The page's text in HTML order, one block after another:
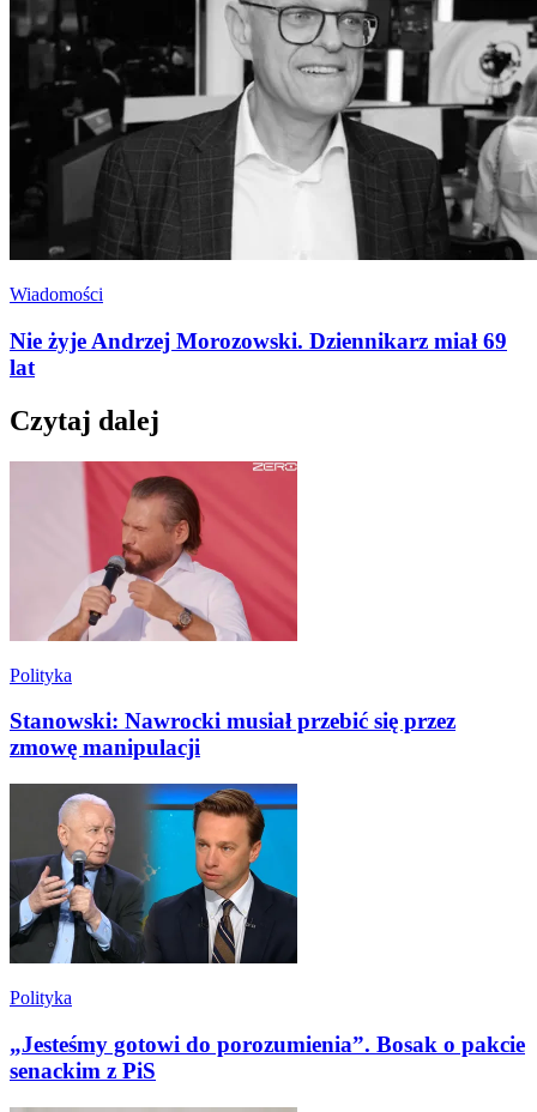
Wiadomości
Nie żyje Andrzej Morozowski. Dziennikarz miał 69
lat
Czytaj dalej
Polityka
Stanowski: Nawrocki musiał przebić się przez
zmowę manipulacji
Polityka
„Jesteśmy gotowi do porozumienia”. Bosak o pakcie
senackim z PiS